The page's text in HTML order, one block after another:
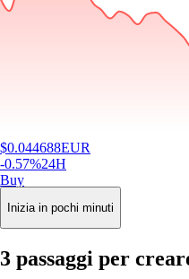
$0.044688EUR
-0.57%24H
Buy
Inizia in pochi minuti
3 passaggi per